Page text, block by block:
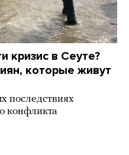
кризис в Сеуте?
которые живут
последствиях
конфликта